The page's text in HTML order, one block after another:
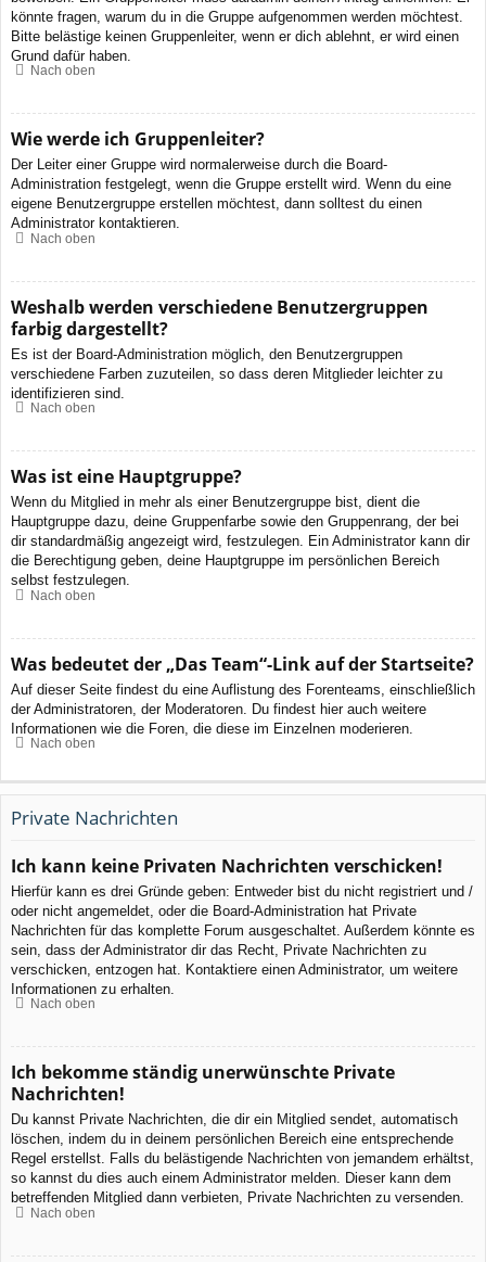
könnte fragen, warum du in die Gruppe aufgenommen werden möchtest.
Bitte belästige keinen Gruppenleiter, wenn er dich ablehnt, er wird einen
Grund dafür haben.
Nach oben
Wie werde ich Gruppenleiter?
Der Leiter einer Gruppe wird normalerweise durch die Board-
Administration festgelegt, wenn die Gruppe erstellt wird. Wenn du eine
eigene Benutzergruppe erstellen möchtest, dann solltest du einen
Administrator kontaktieren.
Nach oben
Weshalb werden verschiedene Benutzergruppen
farbig dargestellt?
Es ist der Board-Administration möglich, den Benutzergruppen
verschiedene Farben zuzuteilen, so dass deren Mitglieder leichter zu
identifizieren sind.
Nach oben
Was ist eine Hauptgruppe?
Wenn du Mitglied in mehr als einer Benutzergruppe bist, dient die
Hauptgruppe dazu, deine Gruppenfarbe sowie den Gruppenrang, der bei
dir standardmäßig angezeigt wird, festzulegen. Ein Administrator kann dir
die Berechtigung geben, deine Hauptgruppe im persönlichen Bereich
selbst festzulegen.
Nach oben
Was bedeutet der „Das Team“-Link auf der Startseite?
Auf dieser Seite findest du eine Auflistung des Forenteams, einschließlich
der Administratoren, der Moderatoren. Du findest hier auch weitere
Informationen wie die Foren, die diese im Einzelnen moderieren.
Nach oben
Private Nachrichten
Ich kann keine Privaten Nachrichten verschicken!
Hierfür kann es drei Gründe geben: Entweder bist du nicht registriert und /
oder nicht angemeldet, oder die Board-Administration hat Private
Nachrichten für das komplette Forum ausgeschaltet. Außerdem könnte es
sein, dass der Administrator dir das Recht, Private Nachrichten zu
verschicken, entzogen hat. Kontaktiere einen Administrator, um weitere
Informationen zu erhalten.
Nach oben
Ich bekomme ständig unerwünschte Private
Nachrichten!
Du kannst Private Nachrichten, die dir ein Mitglied sendet, automatisch
löschen, indem du in deinem persönlichen Bereich eine entsprechende
Regel erstellst. Falls du belästigende Nachrichten von jemandem erhältst,
so kannst du dies auch einem Administrator melden. Dieser kann dem
betreffenden Mitglied dann verbieten, Private Nachrichten zu versenden.
Nach oben